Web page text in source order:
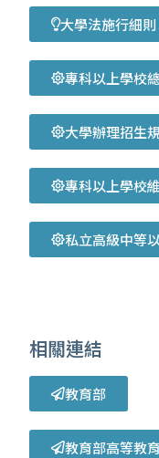
大學法施行細則
專科以上學校
大學辦理招生
專科以上學校
私立高級中等
相關連結
教育部
教育部高等教